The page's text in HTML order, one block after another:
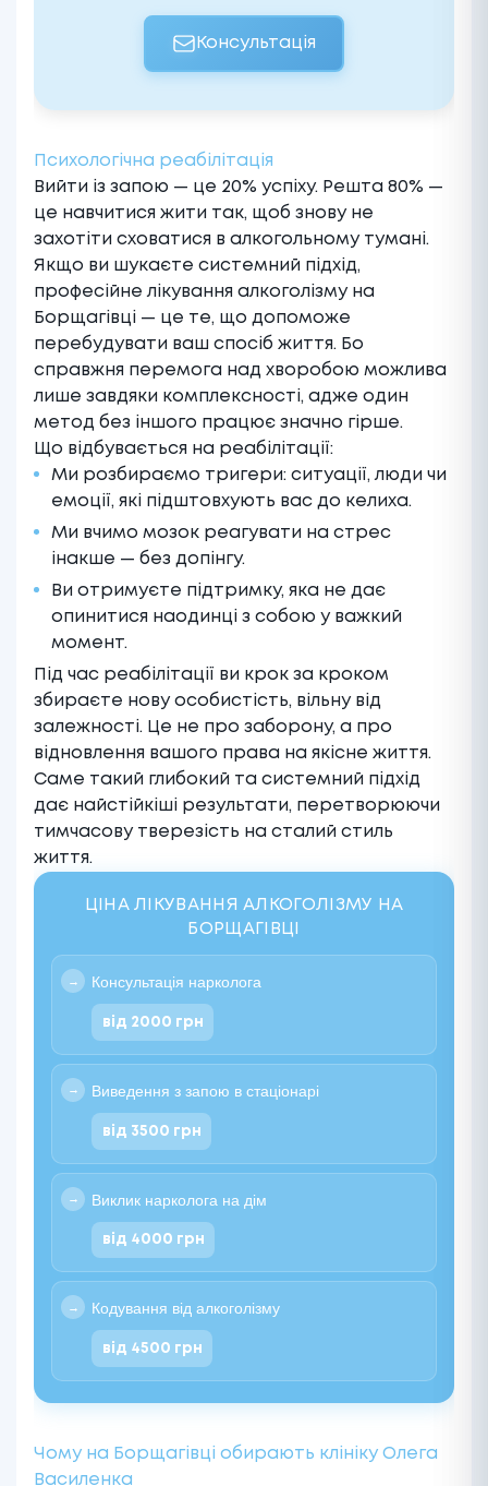
Консультація
Психологічна реабілітація
Вийти із запою — це 20% успіху. Решта 80% —
це навчитися жити так, щоб знову не
захотіти сховатися в алкогольному тумані.
Якщо ви шукаєте системний підхід,
професійне лікування алкоголізму на
Борщагівці — це те, що допоможе
перебудувати ваш спосіб життя. Бо
справжня перемога над хворобою можлива
лише завдяки комплексності, адже один
метод без іншого працює значно гірше.
Що відбувається на реабілітації:
Ми розбираємо тригери: ситуації, люди чи
емоції, які підштовхують вас до келиха.
Ми вчимо мозок реагувати на стрес
інакше — без допінгу.
Ви отримуєте підтримку, яка не дає
опинитися наодинці з собою у важкий
момент.
Під час реабілітації ви крок за кроком
збираєте нову особистість, вільну від
залежності. Це не про заборону, а про
відновлення вашого права на якісне життя.
Саме такий глибокий та системний підхід
дає найстійкіші результати, перетворюючи
тимчасову тверезість на сталий стиль
життя.
ЦІНА ЛІКУВАННЯ АЛКОГОЛІЗМУ НА
БОРЩАГІВЦІ
Консультація нарколога
від 2000 грн
Виведення з запою в стаціонарі
від 3500 грн
Виклик нарколога на дім
від 4000 грн
Кодування від алкоголізму
від 4500 грн
Чому на Борщагівці обирають клініку Олега
Василенка